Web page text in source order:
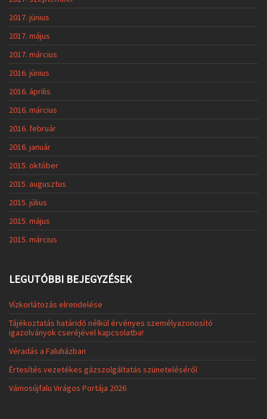
2017. június
2017. május
2017. március
2016. június
2016. április
2016. március
2016. február
2016. január
2015. október
2015. augusztus
2015. július
2015. május
2015. március
LEGUTÓBBI BEJEGYZÉSEK
Vízkorlátozás elrendelése
Tájékoztatás határidő nélkül érvényes személyazonosító
igazolványok cseréjével kapcsolatba!
Véradás a Faluházban
Értesítés vezetékes gázszolgáltatás szüneteléséről
Vámosújfalu Virágos Portája 2026